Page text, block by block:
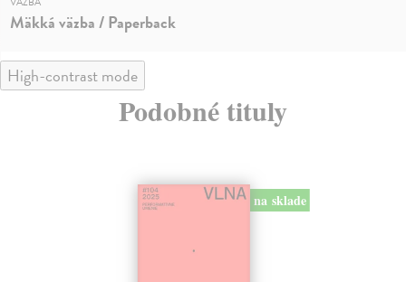
Mäkká väzba / Paperback
High-contrast mode
Podobné tituly
na sklade